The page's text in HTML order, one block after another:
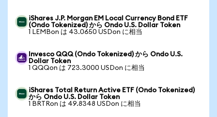
iShares J.P. Morgan EM Local Currency Bond ETF
(Ondo Tokenized) から Ondo U.S. Dollar Token
1 LEMBon は 43.0650 USDon に相当
Invesco QQQ (Ondo Tokenized) から Ondo U.S.
Dollar Token
1 QQQon は 723.3000 USDon に相当
iShares Total Return Active ETF (Ondo Tokenized)
から Ondo U.S. Dollar Token
1 BRTRon は 49.8348 USDon に相当